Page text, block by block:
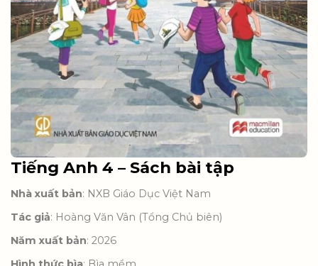
Tiếng Anh 4 – Sách bài tập
Nhà xuất bản: NXB Giáo Dục Việt Nam
Tác giả: Hoàng Văn Vân (Tổng Chủ biên)
Năm xuất bản: 2026